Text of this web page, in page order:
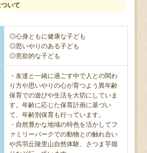
いて
◎心身ともに健康な子ども
◎思いやりのある子ども
◎意欲的な子ども
・友達と一緒に過ごす中で人との関わ
り方や思いやりの心が育つよう異年齢
保育での遊びや生活を大切にしていま
す。年齢に応じた保育計画に基づい
て、年齢別保育も行っています。
・自然豊かな地域の特色を活かしてフ
ァミリーパークでの動物との触れ合い
や呉羽丘陵里山自然体験、さつま芋堀